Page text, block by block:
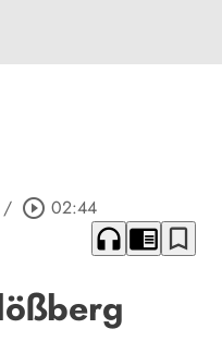
/ play_circle_outline 02:44
headphones chrome_reader_mode bookmark_border